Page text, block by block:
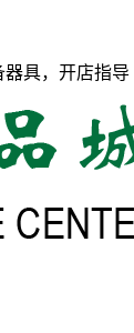
具，开店指导